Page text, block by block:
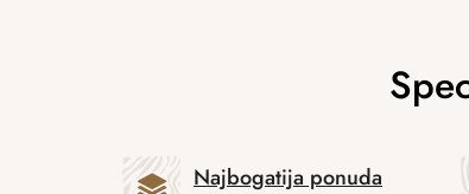
Najbogatija ponuda